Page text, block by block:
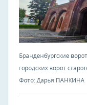
Бранденбургские
городских ворот
Фото: Дарья ПАНКИНА